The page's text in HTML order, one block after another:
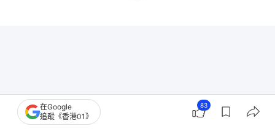
在Google
追蹤《香港01》
83